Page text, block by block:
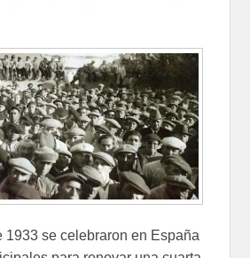
1933 se celebraron en España